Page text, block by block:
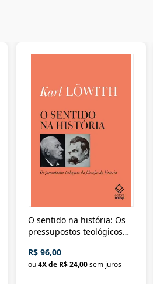
O sentido na história: Os
pressupostos teológicos
R$ 96,00
ou4X de R$ 24,00sem juros